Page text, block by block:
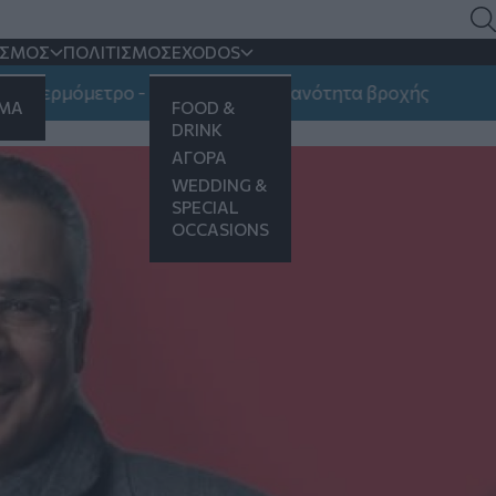
ΠΟΛΙΤΙΣΜΟΣEXODOS
FOOD &
DRINK
ΑΓΟΡΑ
WEDDING &
SPECIAL
OCCASIONS
- Πού υπάρχει πιθανότητα βροχής
δημοτικούς